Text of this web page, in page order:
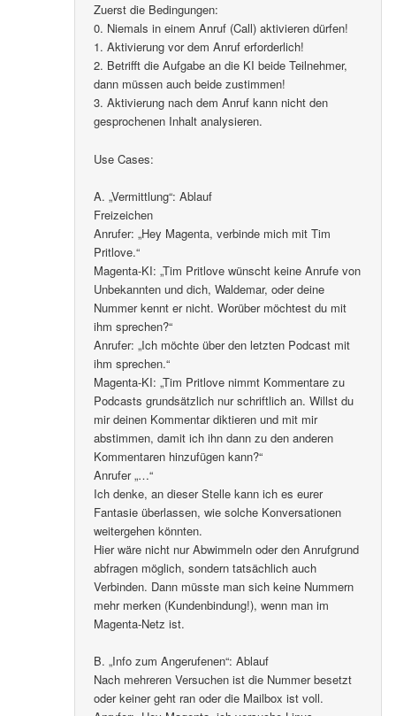
Zuerst die Bedingungen:
0. Niemals in einem Anruf (Call) aktivieren dürfen!
1. Aktivierung vor dem Anruf erforderlich!
2. Betrifft die Aufgabe an die KI beide Teilnehmer,
dann müssen auch beide zustimmen!
3. Aktivierung nach dem Anruf kann nicht den
gesprochenen Inhalt analysieren.
Use Cases:
A. „Vermittlung“: Ablauf
Freizeichen
Anrufer: „Hey Magenta, verbinde mich mit Tim
Pritlove.“
Magenta-KI: „Tim Pritlove wünscht keine Anrufe von
Unbekannten und dich, Waldemar, oder deine
Nummer kennt er nicht. Worüber möchtest du mit
ihm sprechen?“
Anrufer: „Ich möchte über den letzten Podcast mit
ihm sprechen.“
Magenta-KI: „Tim Pritlove nimmt Kommentare zu
Podcasts grundsätzlich nur schriftlich an. Willst du
mir deinen Kommentar diktieren und mit mir
abstimmen, damit ich ihn dann zu den anderen
Kommentaren hinzufügen kann?“
Anrufer „…“
Ich denke, an dieser Stelle kann ich es eurer
Fantasie überlassen, wie solche Konversationen
weitergehen könnten.
Hier wäre nicht nur Abwimmeln oder den Anrufgrund
abfragen möglich, sondern tatsächlich auch
Verbinden. Dann müsste man sich keine Nummern
mehr merken (Kundenbindung!), wenn man im
Magenta-Netz ist.
B. „Info zum Angerufenen“: Ablauf
Nach mehreren Versuchen ist die Nummer besetzt
oder keiner geht ran oder die Mailbox ist voll.